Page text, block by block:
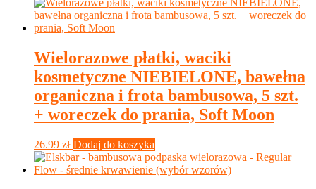
Wielorazowe płatki, waciki
kosmetyczne NIEBIELONE, bawełna
organiczna i frota bambusowa, 5 szt.
+ woreczek do prania, Soft Moon
26.99 zł Dodaj do koszyka